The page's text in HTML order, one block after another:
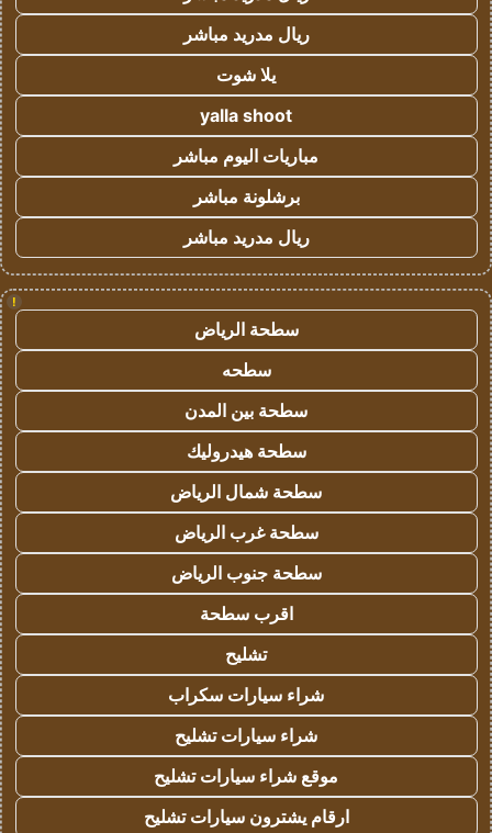
ريال مدريد مباشر
يلا شوت
yalla shoot
مباريات اليوم مباشر
برشلونة مباشر
ريال مدريد مباشر
!
سطحة الرياض
سطحه
سطحة بين المدن
سطحة هيدروليك
سطحة شمال الرياض
سطحة غرب الرياض
سطحة جنوب الرياض
اقرب سطحة
تشليح
شراء سيارات سكراب
شراء سيارات تشليح
موقع شراء سيارات تشليح
ارقام يشترون سيارات تشليح